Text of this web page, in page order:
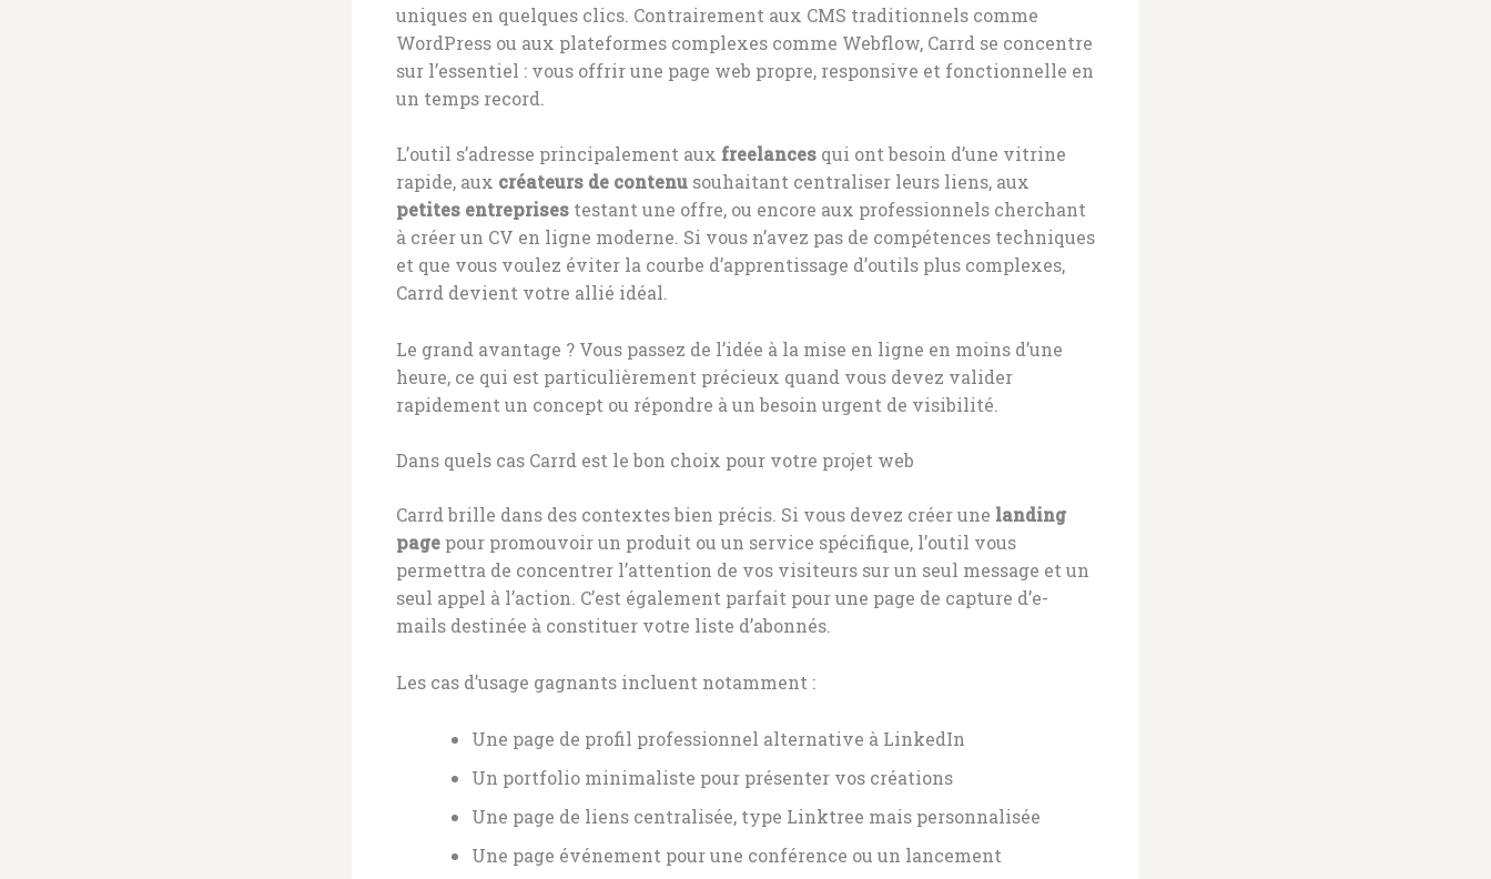
uniques en quelques clics. Contrairement aux CMS traditionnels comme
WordPress ou aux plateformes complexes comme Webflow, Carrd se concentre
sur l’essentiel : vous offrir une page web propre, responsive et fonctionnelle en
un temps record.
L’outil s’adresse principalement aux freelances qui ont besoin d’une vitrine
rapide, aux créateurs de contenu souhaitant centraliser leurs liens, aux
petites entreprises testant une offre, ou encore aux professionnels cherchant
à créer un CV en ligne moderne. Si vous n’avez pas de compétences techniques
et que vous voulez éviter la courbe d’apprentissage d’outils plus complexes,
Carrd devient votre allié idéal.
Le grand avantage ? Vous passez de l’idée à la mise en ligne en moins d’une
heure, ce qui est particulièrement précieux quand vous devez valider
rapidement un concept ou répondre à un besoin urgent de visibilité.
Dans quels cas Carrd est le bon choix pour votre projet web
Carrd brille dans des contextes bien précis. Si vous devez créer une landing
page pour promouvoir un produit ou un service spécifique, l’outil vous
permettra de concentrer l’attention de vos visiteurs sur un seul message et un
seul appel à l’action. C’est également parfait pour une page de capture d’e-
mails destinée à constituer votre liste d’abonnés.
Les cas d’usage gagnants incluent notamment :
Une page de profil professionnel alternative à LinkedIn
Un portfolio minimaliste pour présenter vos créations
Une page de liens centralisée, type Linktree mais personnalisée
Une page événement pour une conférence ou un lancement